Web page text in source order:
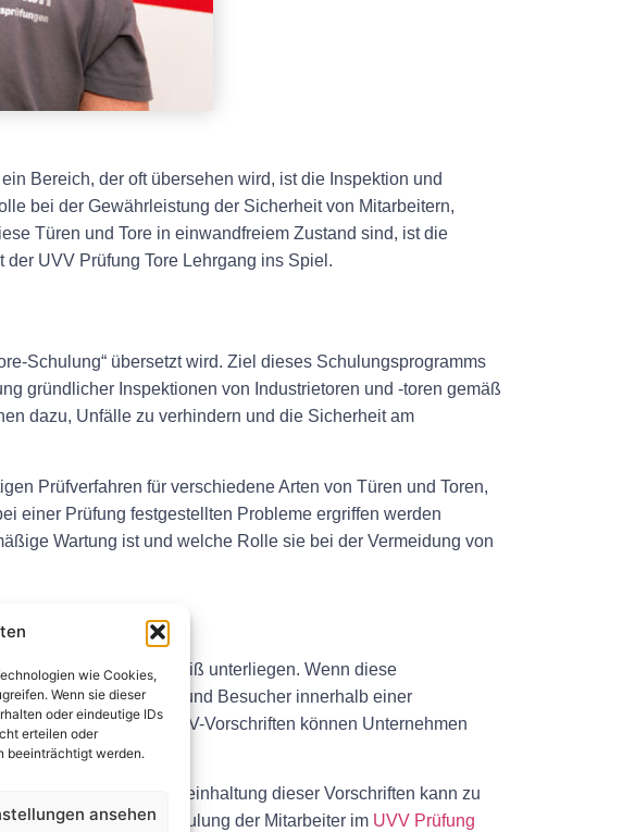
wie Cookies,
Wenn sie dieser
oder eindeutige IDs
erteilen oder
beeinträchtigt werden.
ansehen
Bereich, der oft übersehen wird, ist die Inspektion und
bei der Gewährleistung der Sicherheit von Mitarbeitern,
Türen und Tore in einwandfreiem Zustand sind, ist die
UVV Prüfung Tore Lehrgang ins Spiel.
Schulung“ übersetzt wird. Ziel dieses Schulungsprogramms
gründlicher Inspektionen von Industrietoren und -toren gemäß
dazu, Unfälle zu verhindern und die Sicherheit am
Prüfverfahren für verschiedene Arten von Türen und Toren,
einer Prüfung festgestellten Probleme ergriffen werden
Wartung ist und welche Rolle sie bei der Vermeidung von
Zeit einem Verschleiß unterliegen. Wenn diese
für Mitarbeiter und Besucher innerhalb einer
gemäß den UVV-Vorschriften können Unternehmen
und die Nichteinhaltung dieser Vorschriften kann zu
Schulung der Mitarbeiter im UVV Prüfung